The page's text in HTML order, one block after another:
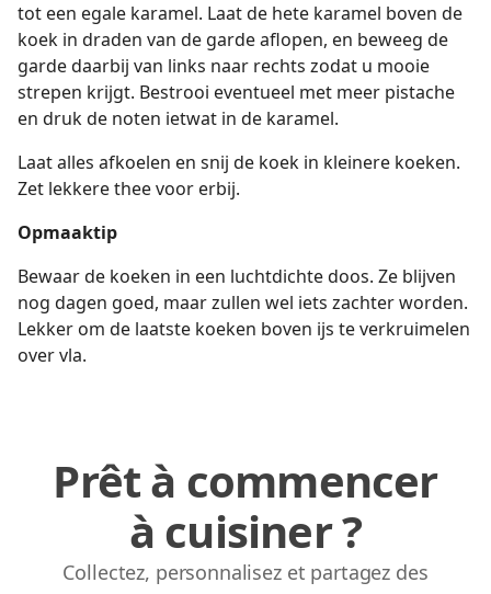
tot een egale karamel. Laat de hete karamel boven de
koek in draden van de garde aflopen, en beweeg de
garde daarbij van links naar rechts zodat u mooie
strepen krijgt. Bestrooi eventueel met meer pistache
en druk de noten ietwat in de karamel.
Laat alles afkoelen en snij de koek in kleinere koeken.
Zet lekkere thee voor erbij.
Opmaaktip
Bewaar de koeken in een luchtdichtedoos. Ze blijven
nog dagen goed, maar zullen wel iets zachter worden.
Lekker om de laatste koeken boven ijs te verkruimelen
over vla.
Prêt à commencer
à cuisiner ?
Collectez, personnalisez et partagez des